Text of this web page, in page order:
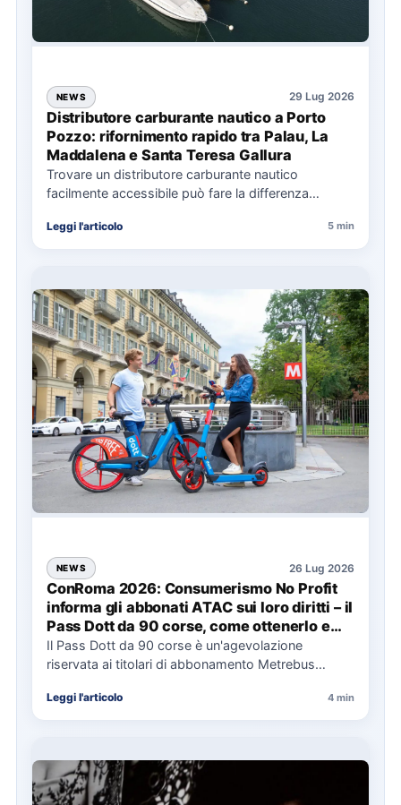
NEWS 29 Lug 2026
Distributore carburante nautico a Porto
Pozzo: rifornimento rapido tra Palau, La
Maddalena e Santa Teresa Gallura
Trovare un distributore carburante nautico
facilmente accessibile può fare la differenza
soprattutto…
Leggi l'articolo 5 min
NEWS 26 Lug 2026
ConRoma 2026: Consumerismo No Profit
informa gli abbonati ATAC sui loro diritti – il
Pass Dott da 90 corse, come ottenerlo e
cosa spetta in caso di disservizi
Il Pass Dott da 90 corse è un'agevolazione
riservata ai titolari di abbonamento Metrebus
Leggi l'articolo 4 min